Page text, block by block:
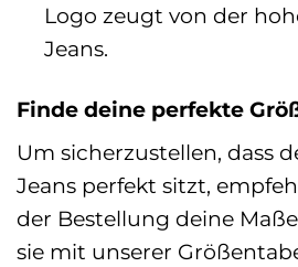
Logo zeugt von der
Jeans.
Finde deine perfekte
Um sicherzustellen, dass
Jeans perfekt sitzt,
der Bestellung deine
sie mit unserer